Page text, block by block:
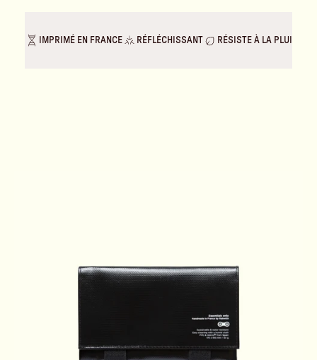
IMPRIMÉ EN FRANCE RÉFLÉCHISSANT RÉSISTE À LA PLUIE &